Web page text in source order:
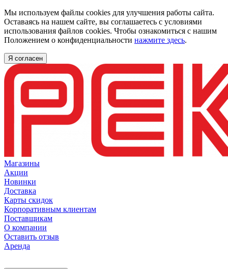
Мы используем файлы cookies для улучшения работы сайта.
Оставаясь на нашем сайте, вы соглашаетесь с условиями
использования файлов cookies. Чтобы ознакомиться с нашим
Положением о конфиденциальности нажмите здесь.
Я согласен
Магазины
Акции
Новинки
Доставка
Карты скидок
Корпоративным клиентам
Поставщикам
О компании
Оставить отзыв
Аренда